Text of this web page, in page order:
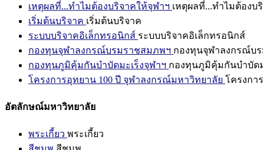
เหตุผลที่...ทำไมต้องบริจาคให้จุฬาฯ เหตุผลที่...ทำไมต้องบ
เริ่มต้นบริจาค เริ่มต้นบริจาค
ระบบบริจาคอิเล็กทรอนิกส์ ระบบบริจาคอิเล็กทรอนิกส์
กองทุนจุฬาลงกรณ์บรมราชสมภพฯ กองทุนจุฬาลงกรณ์บ
กองทุนภูมิคุ้มกันบำบัดมะเร็งจุฬาฯ กองทุนภูมิคุ้มกันบำบัดม
โครงการอุทยาน 100 ปี จุฬาลงกรณ์มหาวิทยาลัย โครงกา
อัตลักษณ์มหาวิทยาลัย
พระเกี้ยว พระเกี้ยว